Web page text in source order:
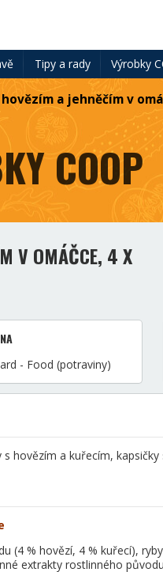
Tipy a rady Výrobky
a jehněčím v
COOP
V OMÁČCE, 4 X
- Food (potraviny)
hovězím a kuřecím,
(4 % hovězí, 4 % kuřecí),
extrakty rostlinného